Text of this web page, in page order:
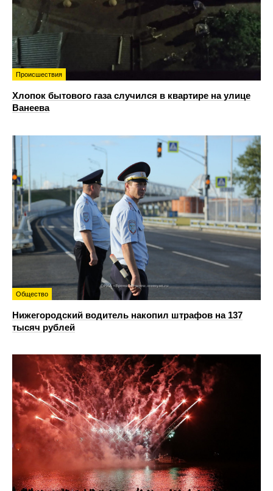
Происшествия
Хлопок бытового газа случился в квартире на улице
Ванеева
Общество
Нижегородский водитель накопил штрафов на 137
тысяч рублей